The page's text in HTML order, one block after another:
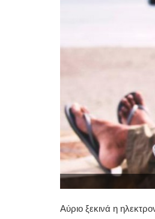
Αύριο ξεκινά η